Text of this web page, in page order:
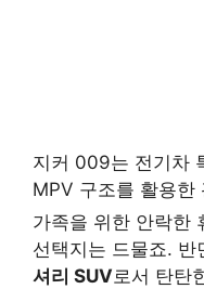
지커 009는 전기차
MPV 구조를 활용한
가족을 위한 안락한
선택지는 드물죠.
셔리 SUV로서 탄탄